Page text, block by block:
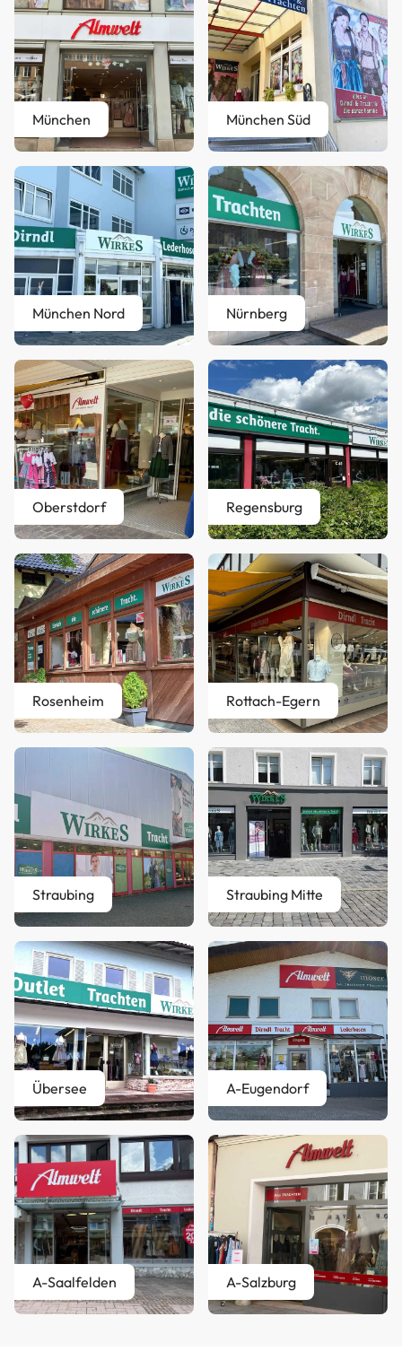
München München Süd
München Nord Nürnberg
Oberstdorf Regensburg
Rosenheim Rottach-Egern
Straubing Straubing Mitte
Übersee A-Eugendorf
A-Saalfelden A-Salzburg